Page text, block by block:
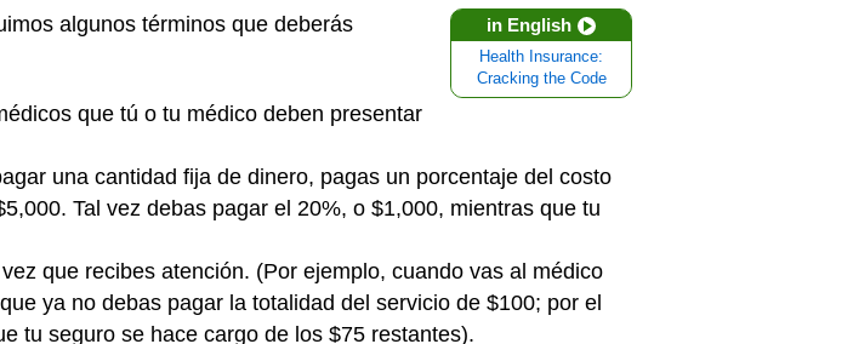
in English
Health Insurance:
Cracking the Code
algunos términos que deberás
que tú o tu médico deben presentar
una cantidad fija de dinero, pagas un porcentaje del costo
Tal vez debas pagar el 20%, o $1,000, mientras que tu
que recibes atención. (Por ejemplo, cuando vas al médico
ya no debas pagar la totalidad del servicio de $100; por el
tu seguro se hace cargo de los $75 restantes).